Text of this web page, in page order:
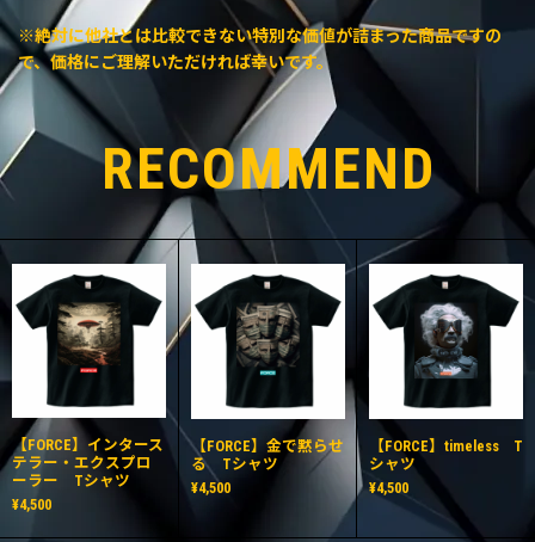
※絶対に他社とは比較できない特別な価値が詰まった商品ですの
で、価格にご理解いただければ幸いです。
RECOMMEND
【FORCE】インタース
テラー・エクスプロ
ーラー Tシャツ
¥4,500
【FORCE】金で黙らせ
る Tシャツ
¥4,500
【FORCE】timeless T
シャツ
¥4,500